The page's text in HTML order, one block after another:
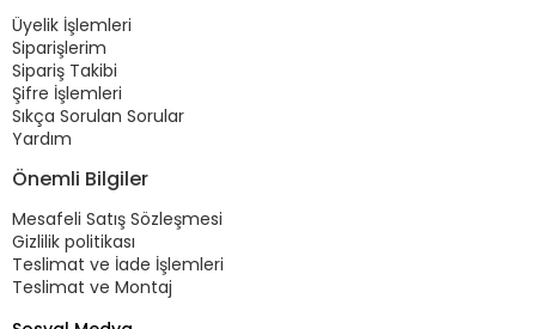
Üyelik İşlemleri
Siparişlerim
Sipariş Takibi
Şifre İşlemleri
Sıkça Sorulan Sorular
Yardım
Önemli Bilgiler
Mesafeli Satış Sözleşmesi
Gizlilik politikası
Teslimat ve İade İşlemleri
Teslimat ve Montaj